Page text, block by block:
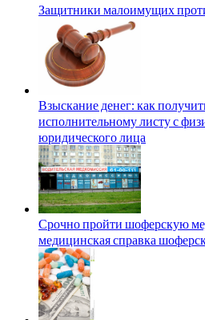
Защитники малоимущих
Взыскание денег: как
исполнительному листу с
юридического лица
Срочно пройти шоферскую
медицинская справка